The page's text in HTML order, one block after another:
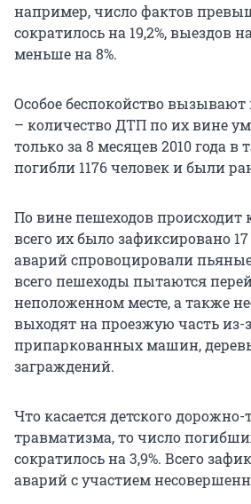
например, число фактов
сократилось на 19,2%, выездов
меньше на 8%.
Особое беспокойство
– количество ДТП по их вине
только за 8 месяцев 2010 года в
погибли 1176 человек и были
По вине пешеходов происходит
всего их было зафиксировано
аварий спровоцировали
всего пешеходы пытаются
неположенном месте, а также
выходят на проезжую часть из-
припаркованных машин,
заграждений.
Что касается детского
травматизма, то число
сократилось на 3,9%. Всего
аварий с участием